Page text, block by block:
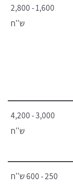
1,600 - 2,800
ש''ח
3,000 - 4,200
ש''ח
250 - 600 ש''ח